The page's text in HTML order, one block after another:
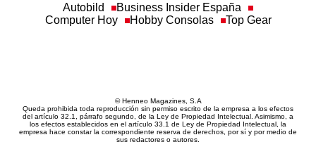
Autobild
Business Insider España
Computer Hoy
Hobby Consolas Top Gear
© Henneo Magazines, S.A
Queda prohibida toda reproducción sin permiso escrito de la empresa a los efectos
del artículo 32.1, párrafo segundo, de la Ley de Propiedad Intelectual. Asimismo, a
los efectos establecidos en el artículo 33.1 de Ley de Propiedad Intelectual, la
empresa hace constar la correspondiente reserva de derechos, por sí y por medio de
sus redactores o autores.